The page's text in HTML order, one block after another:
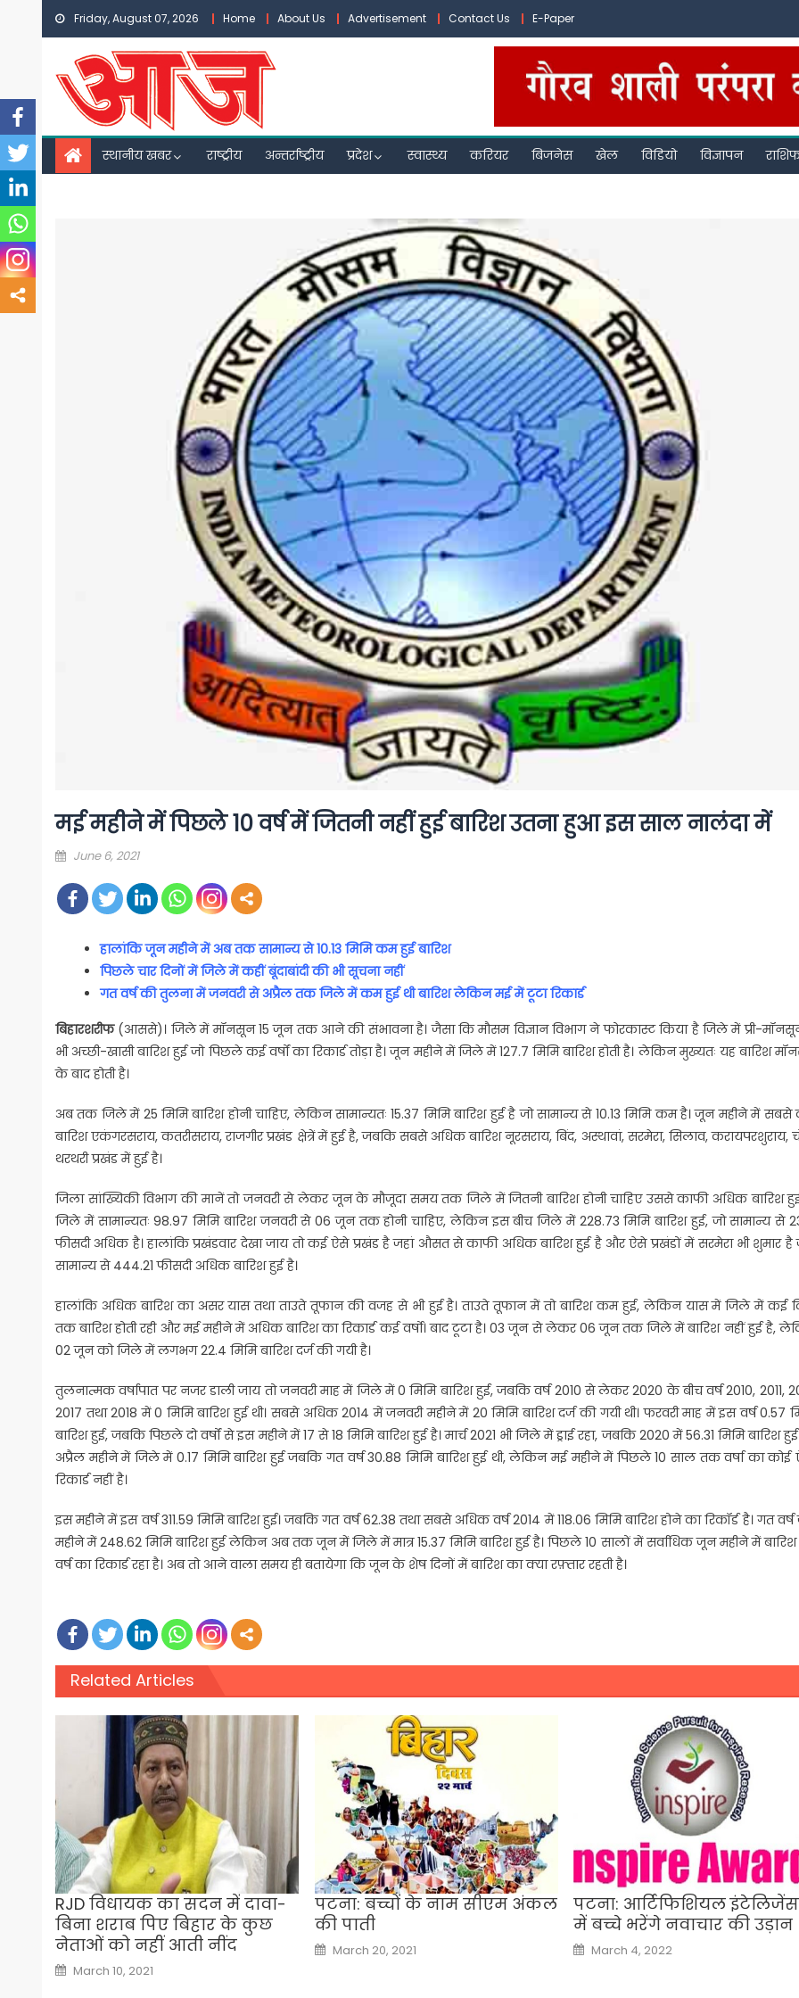
Skip
content
Friday, August 07, 2026 Home About Us Advertisement Contact Us E-Paper
स्थानीय खबर राष्ट्रीय अन्तर्राष्ट्रीय प्रदेश स्वास्थ्य करियर बिजनेस खेल विडियो विज्ञापन
मई महीने में पिछले 10 वर्ष में जितनी नहीं हुई बारिश उतना हुआ इस साल नालंदा में
Posted
June 6, 2021
हालांकि जून महीने में अब तक सामान्य से 10.13 मिमि कम हुई बारिश
पिछले चार दिनों में जिले में कहीं बूंदाबांदी की भी सूचना नहीं
गत वर्ष की तुलना में जनवरी से अप्रैल तक जिले में कम हुई थी बारिश लेकिन मई में टूटा रिकार्ड
बिहारशरीफ(आससे)। जिले में मॉनसून 15 जून तक आने की संभावना है। जैसा कि मौसम विज्ञान विभाग ने फोरकास्ट किया है जिले में प्री-
भी अच्छी-खासी बारिश हुई जो पिछले कई वर्षों का रिकार्ड तोड़ा है। जून महीने में जिले में 127.7 मिमि बारिश होती है। लेकिन मुख्यतः यह बारिश
के बाद होती है।
अब तक जिले में 25 मिमि बारिश होनी चाहिए, लेकिन सामान्यतः 15.37 मिमि बारिश हुई है जो सामान्य से 10.13 मिमि कम है। जून महीने में
बारिश एकंगरसराय, कतरीसराय, राजगीर प्रखंड क्षेत्रें में हुई है, जबकि सबसे अधिक बारिश नूरसराय, बिंद, अस्थावां, सरमेरा, सिलाव, करायपरशुराय,
थरथरी प्रखंड में हुई है।
जिला सांख्यिकी विभाग की मानें तो जनवरी से लेकर जून के मौजूदा समय तक जिले में जितनी बारिश होनी चाहिए उससे काफी अधिक बारिश
जिले में सामान्यतः 98.97 मिमि बारिश जनवरी से 06 जून तक होनी चाहिए, लेकिन इस बीच जिले में 228.73 मिमि बारिश हुई, जो सामान्य से
फीसदी अधिक है। हालांकि प्रखंडवार देखा जाय तो कई ऐसे प्रखंड है जहां औसत से काफी अधिक बारिश हुई है और ऐसे प्रखंडों में सरमेरा भी शुमार है
सामान्य से 444.21 फीसदी अधिक बारिश हुई है।
हालांकि अधिक बारिश का असर यास तथा ताउते तूफान की वजह से भी हुई है। ताउते तूफान में तो बारिश कम हुई, लेकिन यास में जिले में कई
तक बारिश होती रही और मई महीने में अधिक बारिश का रिकार्ड कई वर्षो। बाद टूटा है। 03 जून से लेकर 06 जून तक जिले में बारिश नहीं हुई है,
02 जून को जिले में लगभग 22.4 मिमि बारिश दर्ज की गयी है।
तुलनात्मक वर्षापात पर नजर डाली जाय तो जनवरी माह में जिले में 0 मिमि बारिश हुई, जबकि वर्ष 2010 से लेकर 2020 के बीच वर्ष 2010, 2011,
2017 तथा 2018 में 0 मिमि बारिश हुई थी। सबसे अधिक 2014 में जनवरी महीने में 20 मिमि बारिश दर्ज की गयी थी। फरवरी माह में इस वर्ष 0.57
बारिश हुई, जबकि पिछले दो वर्षों से इस महीने में 17 से 18 मिमि बारिश हुई है। मार्च 2021 भी जिले में ड्राई रहा, जबकि 2020 में 56.31 मिमि बारिश हुई
अप्रैल महीने में जिले में 0.17 मिमि बारिश हुई जबकि गत वर्ष 30.88 मिमि बारिश हुई थी, लेकिन मई महीने में पिछले 10 साल तक वर्षा का कोई
रिकार्ड नहीं है।
इस महीने में इस वर्ष 311.59 मिमि बारिश हुई। जबकि गत वर्ष 62.38 तथा सबसे अधिक वर्ष 2014 में 118.06 मिमि बारिश होने का रिकॉर्ड है। गत
महीने में 248.62 मिमि बारिश हुई लेकिन अब तक जून में जिले में मात्र 15.37 मिमि बारिश हुई है। पिछले 10 सालों में सर्वाधिक जून महीने में
वर्ष का रिकार्ड रहा है। अब तो आने वाला समय ही बतायेगा कि जून के शेष दिनों में बारिश का क्या रफ़्तार रहती है।
Related Articles
RJD विधायक का सदन में दावा-
बिना शराब पिए बिहार के कुछ
नेताओं को नहीं आती नींद
Posted
on
March 10, 2021
पटना: बच्चों के नाम सीएम अंकल
की पाती
Posted
on
March 20, 2021
पटना: आर्टिफिशियल
में बच्चे भरेंगे नवाचार की उड़ान
Posted
on
March 4, 2022